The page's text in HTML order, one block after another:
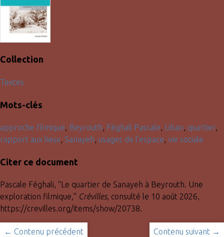
Collection
Textes
Mots-clés
approche filmique, Beyrouth, Féghali Pascale, Liban, quartier,
rapport aux lieux, Sanayeh, usages de l'espace, vie sociale
Citer ce document
Pascale Féghali, “Le quartier de Sanayeh à Beyrouth. Une
exploration filmique,” Crévilles, consulté le 10 août 2026,
https://crevilles.org/items/show/20738.
← Contenu précédent Contenu suivant →